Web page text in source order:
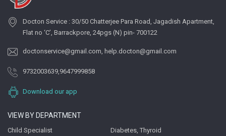
Docton Service : 30/50 Chatterjee Para Road, Jagadish Apartment,
Flat no ‘C’, Barrackpore, 24pgs (N) pin- 700122
doctonservice@gmail.com, help.docton@gmail.com
9732003639,9647999858
Download our app
VIEW BY DEPARTMENT
Child Specialist Diabetes, Thyroid